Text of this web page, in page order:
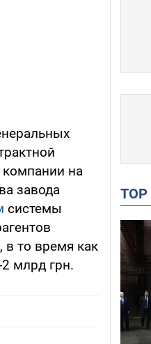
на
завода
системы
в то время как
млрд грн.